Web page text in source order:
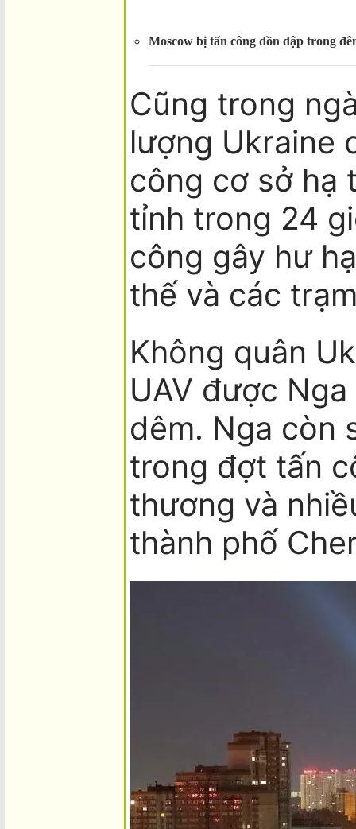
Moscow bị tấn công dồn dập trong
Cũng trong
lượng Ukraine
công cơ sở hạ
tỉnh trong 24
công gây hư
thế và các
Không quân
UAV được
dêm. Nga còn
trong đợt tấn
thương và
thành phố